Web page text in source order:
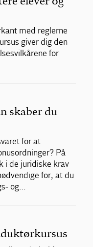
med reglerne
giver dig den
for
skaber du
for at
På
i de juridiske krav
for, at du
og…